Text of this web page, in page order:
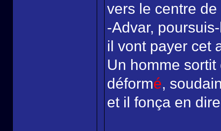
vers le centre de
-Advar,
il vont payer cet
Un homme
déformé,
et il fonça en